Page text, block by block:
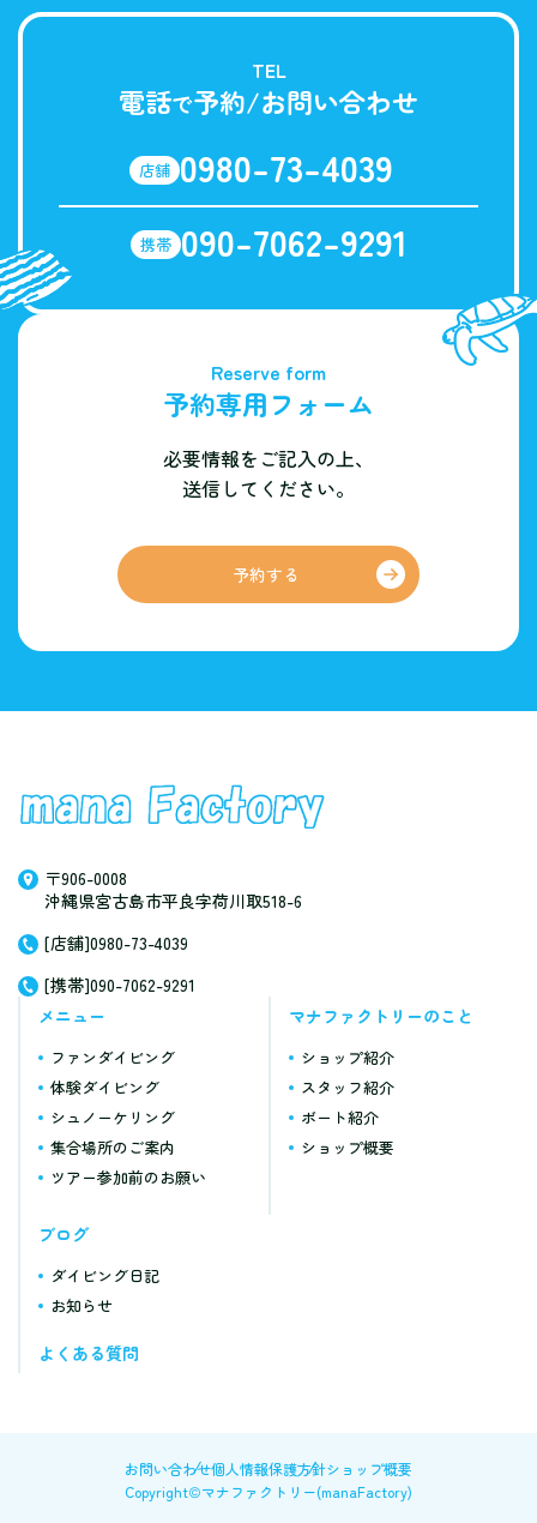
TEL
電話で予約/お問い合わせ
店舗 0980-73-4039
携帯 090-7062-9291
Reserve form
予約専用フォーム
必要情報をご記入の上、
送信してください。
予約する
〒906-0008
沖縄県宮古島市平良字荷川取518-6
[店舗]0980-73-4039
[携帯]090-7062-9291
メニュー
ファンダイビング
体験ダイビング
シュノーケリング
集合場所のご案内
ツアー参加前のお願い
マナファクトリーのこと
ショップ紹介
スタッフ紹介
ボート紹介
ショップ概要
ブログ
ダイビング日記
お知らせ
よくある質問
お問い合わせ個人情報保護方針ショップ概要
Copyright©マナファクトリー(manaFactory)